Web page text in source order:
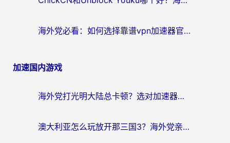
海外党必看：如何选择靠谱vpn加速器官网？轻松解决国内APP地区限制
加速国内游戏
海外党打光明大陆总卡顿？选对加速器才是关键！（附亲测好用的推荐）
澳大利亚怎么玩放开那三国3？海外党亲测有效的国服游戏加速指南